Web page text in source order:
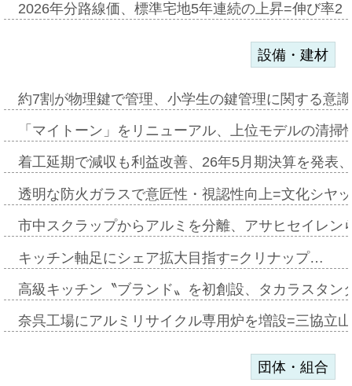
2026年分路線価、標準宅地5年連続の上昇=伸び率
設備・建材
約7割が物理鍵で管理、小学生の鍵管理に関する意
「マイトーン」をリニューアル、上位モデルの清
着工延期で減収も利益改善、26年5月期決算を発表
透明な防火ガラスで意匠性・視認性向上=文化シヤ
市中スクラップからアルミを分離、アサヒセイレ
キッチン軸足にシェア拡大目指す=クリナップ…
高級キッチン〝ブランド〟を初創設、タカラスタ
奈呉工場にアルミリサイクル専用炉を増設=三協立
団体・組合